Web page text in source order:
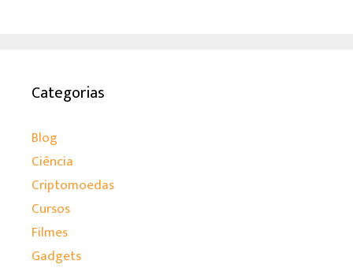
Categorias
Blog
Ciência
Criptomoedas
Cursos
Filmes
Gadgets